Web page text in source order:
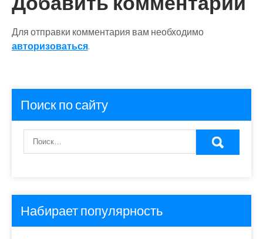
Для отправки комментария вам необходимо
авторизоваться.
Поиск по сайту
Набирает популярность